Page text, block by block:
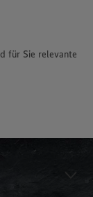
für Sie relevante